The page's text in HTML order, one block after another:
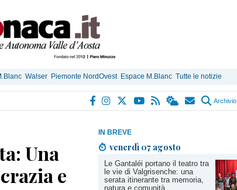
Walser Piemonte NordOvest Espace M.Blanc Tutte le notizie
Archivio
IN BREVE
venerdì 07 agosto
Le Gantaléi portano il teatro tra
le vie di Valgrisenche: una
serata itinerante tra memoria,
natura e comunità
Una
e